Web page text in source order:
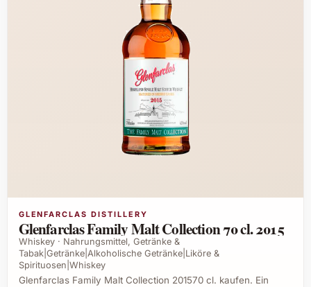
GLENFARCLAS DISTILLERY
Glenfarclas Family Malt Collection 70 cl. 2015
Whiskey · Nahrungsmittel, Getränke &
Tabak|Getränke|Alkoholische Getränke|Liköre &
Spirituosen|Whiskey
Glenfarclas Family Malt Collection 201570 cl. kaufen. Ein